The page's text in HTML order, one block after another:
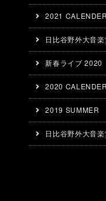
2021 CALENDER
日比谷野外大音
新春ライブ 2020
2020 CALENDER
2019 SUMMER
日比谷野外大音